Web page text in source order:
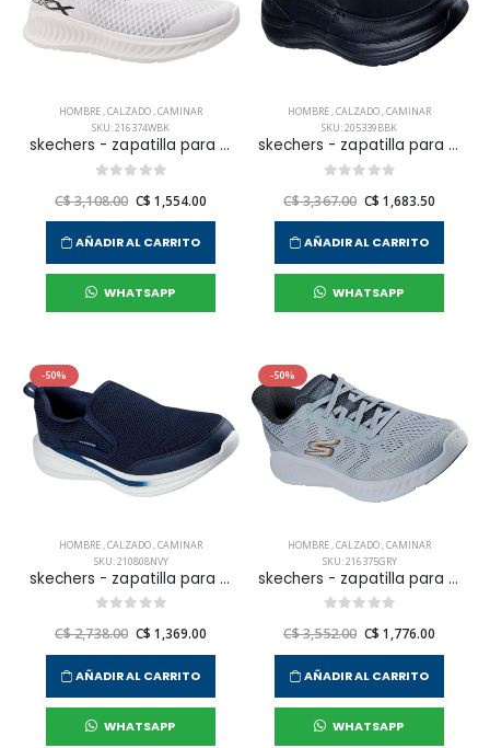
HOMBRE,CALZADO,CAMINAR
SKU: 216374WBK
skechers - zapatilla para caminar nowl para hombre
C$ 3,108.00 C$ 1,554.00
AÑADIR AL CARRITO
WHATSAPP
HOMBRE,CALZADO,CAMINAR
SKU: 205339BBK
skechers - zapatilla para caminar decklan para hombre
C$ 3,367.00 C$ 1,683.50
AÑADIR AL CARRITO
WHATSAPP
-50%
HOMBRE,CALZADO,CAMINAR
SKU: 210808NVY
skechers - zapatilla para caminar slade para hombre
C$ 2,738.00 C$ 1,369.00
AÑADIR AL CARRITO
WHATSAPP
-50%
HOMBRE,CALZADO,CAMINAR
SKU: 216375GRY
skechers - zapatilla para caminar go walk now para hombre
C$ 3,552.00 C$ 1,776.00
AÑADIR AL CARRITO
WHATSAPP